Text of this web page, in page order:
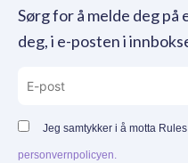
Sørg for å melde deg
deg, i e-posten i
Jeg samtykker i å motta
personvernpolicyen.